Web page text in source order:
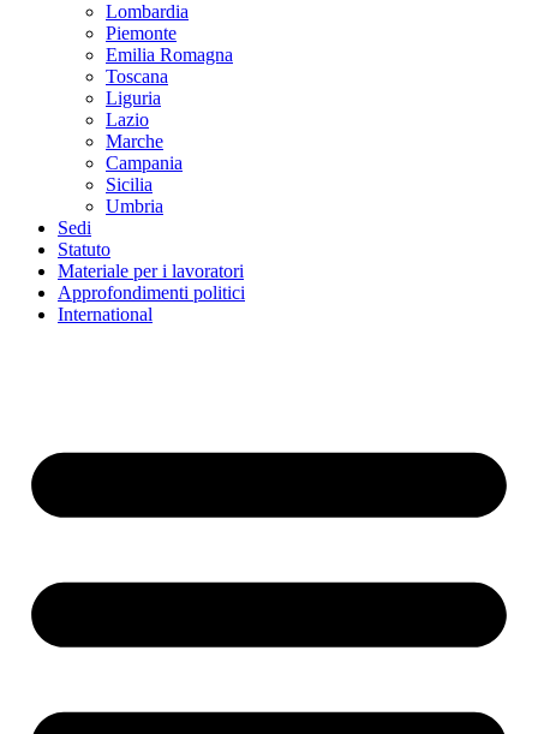
Lombardia
Piemonte
Emilia Romagna
Toscana
Liguria
Lazio
Marche
Campania
Sicilia
Umbria
Sedi
Statuto
Materiale per i lavoratori
Approfondimenti politici
International